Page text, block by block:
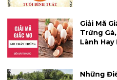
Giải Mã
Trứng
Lành Hay
Những